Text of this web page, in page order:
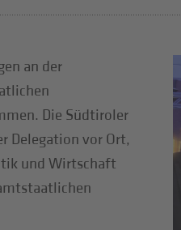
an der
Die Südtiroler
Delegation vor Ort,
und Wirtschaft